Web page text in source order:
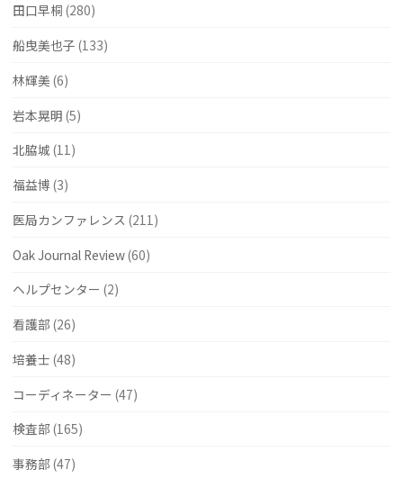
田口早桐 (280)
船曳美也子 (133)
林輝美 (6)
岩本晃明 (5)
北脇城 (11)
福益博 (3)
医局カンファレンス (211)
Oak Journal Review(60)
ヘルプセンター (2)
看護部 (26)
培養士 (48)
コーディネーター (47)
検査部 (165)
事務部 (47)